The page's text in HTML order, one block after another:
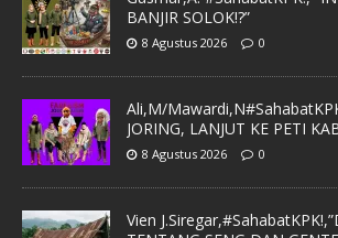
BANJIR SOLOK!?”
8 Agustus 2026 0
Ali,M/
JORING, LANJUT KE PETI
8 Agustus 2026 0
Vien